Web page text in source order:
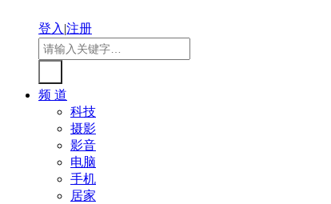
登入|注册
频 道
科技
摄影
影音
电脑
手机
居家